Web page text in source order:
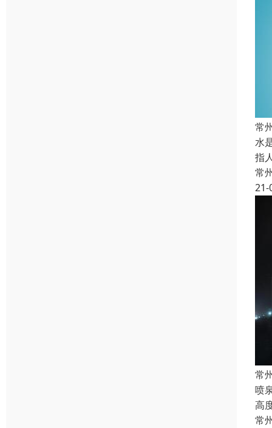
常
水
指
常
21-
常
喷
高
常